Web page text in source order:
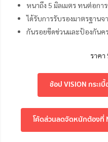
หนาถึง 5 มิลเมตร ทนต่อการ
ได้รับการรับรองมาตรฐาน
กันรอยขีดข่วนและป้องกันค
ราค
ช้อป VISION กระเ
โค้ดส่วนลดจัดหนักต้องที่